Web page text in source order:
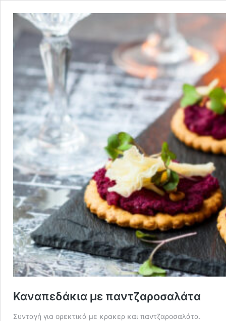
Καναπεδάκια με παντζαροσαλάτα
Συνταγή για ορεκτικά με κρακερ και παντζαροσαλάτα.